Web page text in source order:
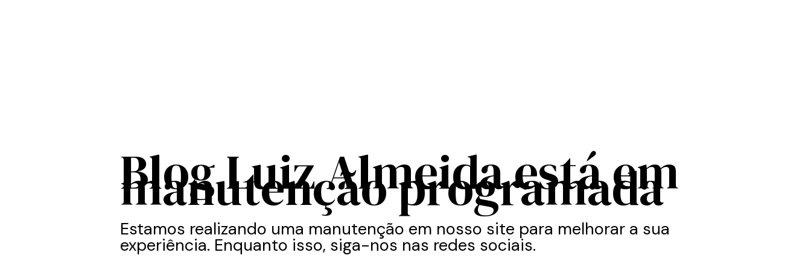
Blog Luiz Almeida está em
manutenção programada
Estamos realizando uma manutenção em nosso site para melhorar a sua
experiência. Enquanto isso, siga-nos nas redes sociais.